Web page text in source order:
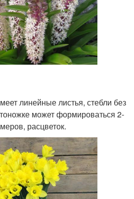
линейные листья, стебли без
может формироваться 2-
расцветок.